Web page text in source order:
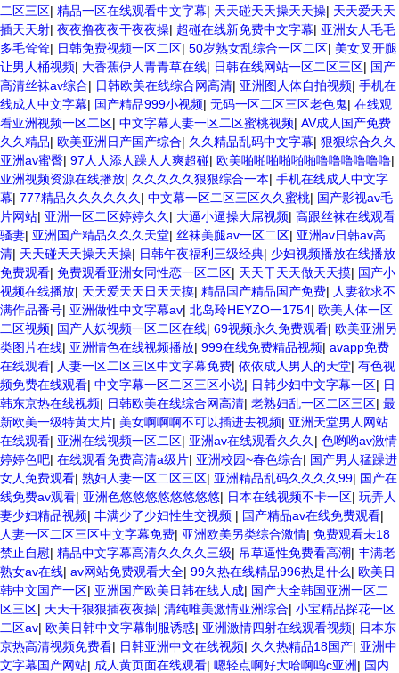
二区三区| 精品一区在线观看中文字幕| 天天碰天天操天天操| 天天爱天天
插天天射| 夜夜撸夜夜干夜夜操| 超碰在线新免费中文字幕| 亚洲女人毛毛
多毛耸耸| 日韩免费视频一区二区| 50岁熟女乱综合一区二区| 美女叉开腿
让男人桶视频| 大香蕉伊人青青草在线| 日韩在线网站一区二区三区| 国产
高清丝袜av综合| 日韩欧美在线综合网高清| 亚洲图人体自拍视频| 手机在
线成人中文字幕| 国产精品999小视频| 无码一区二区三区老色鬼| 在线观
看亚洲视频一区二区| 中文字幕人妻一区二区蜜桃视频| AV成人国产免费
久久精品| 欧美亚洲日产国产综合| 久久精品乱码中文字幕| 狠狠综合久久
亚洲av蜜臀| 97人人添人躁人人爽超碰| 欧美啪啪啪啪啪啪噜噜噜噜噜噜|
亚洲视频资源在线播放| 久久久久久狠狠综合一本| 手机在线成人中文字
幕| 777精品久久久久久久 | 中文幕一区二区三区久久蜜桃| 国产影视av毛
片网站| 亚洲一区二区婷婷久久 | 大逼小逼操大屌视频| 高跟丝袜在线观看
骚妻| 亚洲国产精品久久久天堂| 丝袜美腿av一区二区| 亚洲av日韩av高
清| 天天碰天天操天天操| 日韩午夜福利三级经典| 少妇视频播放在线播放
免费观看| 免费观看亚洲女同性恋一区二区| 天天干天天做天天摸| 国产小
视频在线播放| 天天爱天天日天天摸| 精品国产精品国产免费| 人妻欲求不
满作品番号| 亚洲做性中文字幕av| 北岛玲HEYZO一1754| 欧美人体一区
二区视频| 国产人妖视频一区二区在线| 69视频永久免费观看| 欧美亚洲另
类图片在线| 亚洲情色在线视频播放| 999在线免费精品视频| avapp免费
在线观看| 人妻一区二区三区中文字幕免费| 依依成人男人的天堂| 有色视
频免费在线观看| 中文字幕一区二区三区小说| 日韩少妇中文字幕一区| 日
韩东京热在线视频| 日韩欧美在线综合网高清| 老熟妇乱一区二区三区| 最
新欧美一级特黄大片| 美女啊啊啊不可以插进去视频| 亚洲天堂男人网站
在线观看| 亚洲在线视频一区二区| 亚洲av在线观看久久久 | 色哟哟av激情
婷婷色吧| 在线观看免费高清a级片| 亚洲校园~春色综合| 国产男人猛躁进
女人免费观看| 熟妇人妻一区二区三区| 亚洲精品乱码久久久久99| 国产在
线免费av观看| 亚洲色悠悠悠悠悠悠悠悠| 日本在线视频不卡一区| 玩弄人
妻少妇精品视频| 丰满少了少妇性生交视频 | 国产精品av在线免费观看|
人妻一区二区三区中文字幕免费| 亚洲欧美另类综合激情| 免费观看未18
禁止自慰| 精品中文字幕高清久久久久三级| 吊草逼性免费看高潮| 丰满老
熟女av在线| av网站免费观看大全| 99久热在线精品996热是什么| 欧美日
韩中文国产一区| 亚洲国产欧美日韩在线人成| 国产大全韩国亚洲一区二
区三区| 天天干狠狠插夜夜操| 清纯唯美激情亚洲综合| 小宝精品探花一区
二区av| 欧美日韩中文字幕制服诱惑| 亚洲激情四射在线观看视频| 日本东
京热高清视频免费看| 日韩亚洲中文在线视频| 久久热精品18国产| 亚洲中
文字幕国产网站| 成人黄页面在线观看| 嗯轻点啊好大哈啊呜c亚洲| 国内